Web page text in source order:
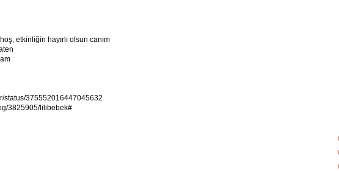
etkinliğin hayırlı olsun canım
status/375552016447045632
3825905/lilibebek#